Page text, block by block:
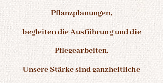
Pflanzplanungen,
begleiten die Ausführung und die
Pflegearbeiten.
Unsere Stärke sind ganzheitliche